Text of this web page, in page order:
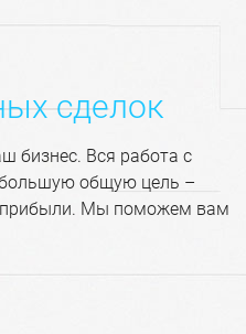
сделок
бизнес. Вся работа с
большую общую цель –
прибыли. Мы поможем вам